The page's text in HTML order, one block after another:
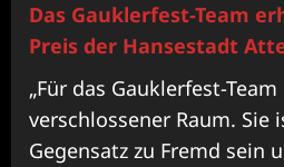
Das Gauklerfest-Team
Preis der Hansestadt
„Für das Gauklerfest-
verschlossener Raum. Sie
Gegensatz zu Fremd sein